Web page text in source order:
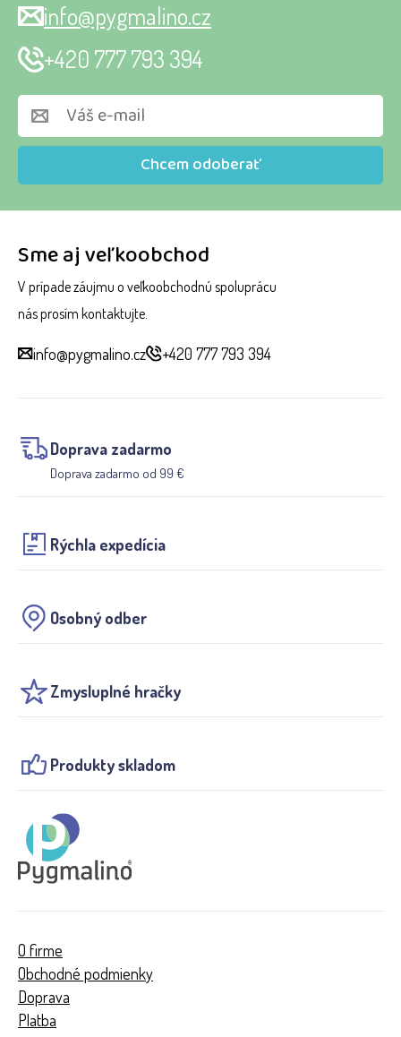
Sme aj veľkoobchod
V prípade záujmu o veľkoobchodnú spoluprácu
nás prosím kontaktujte.
info@pygmalino.cz +420 777 793 394
Doprava zadarmo
Doprava zadarmo od 99 €
Rýchla expedícia
Osobný odber
Zmysluplné hračky
Produkty skladom
Chcem odoberať
info@pygmalino.cz
+420 777 793 394
O firme
Obchodné podmienky
Doprava
Platba